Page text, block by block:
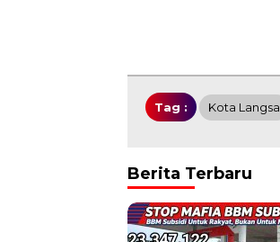
Tag : Kota Langsa
Berita Terbaru